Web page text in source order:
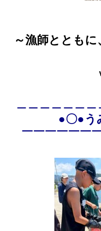
～漁師ととも
●〇●う
￣￣￣￣￣￣